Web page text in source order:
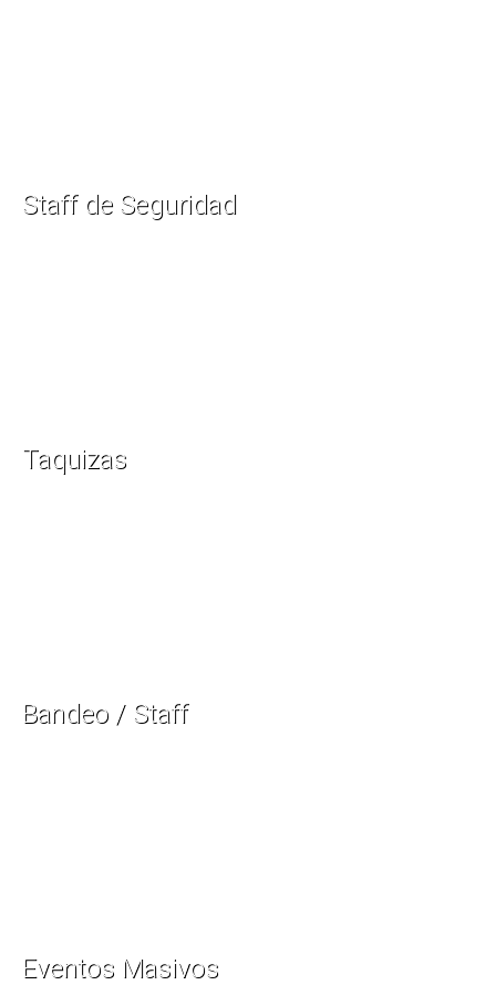
Staff de Seguridad
Taquizas
Bandeo / Staff
Eventos Masivos